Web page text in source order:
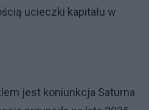
ucieczki kapitału w
jest koniunkcja Saturna